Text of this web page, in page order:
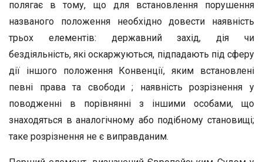
полягає в тому, що для встановлення порушення
названого положення необхідно довести наявність
трьох елементів: державний захід, дія чи
бездіяльність, які оскаржуються, підпадають під сферу
дії іншого положення Конвенції, яким встановлені
певні права та свободи ; наявність розрізнення у
поводженні в порівнянні з іншими особами, що
знаходяться в аналогічному або подібному становищі;
таке розрізнення не є виправданим.